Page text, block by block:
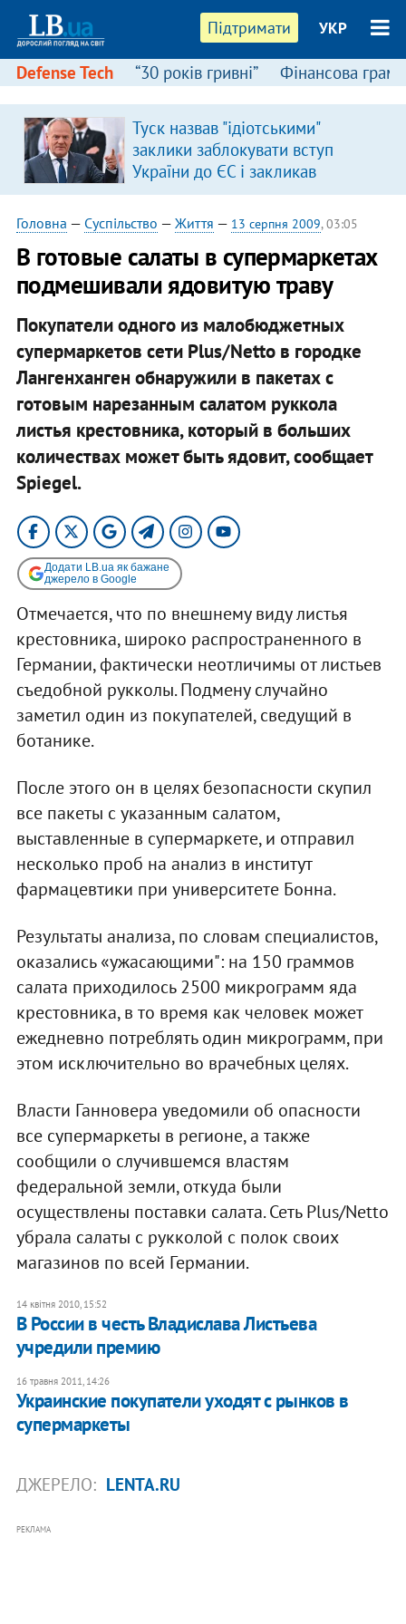
Підтримати УКР
Defense Tech “30 років гривні” Фінансова
Туск назвав "ідіотськими"
заклики заблокувати вступ
України до ЄС і закликав
припинити антиукраїнську
риторику
Головна — Суспільство — Життя — 13 серпня 2009, 03:05
В готовые салаты в супермаркетах
подмешивали ядовитую траву
Покупатели одного из малобюджетных
супермаркетов сети Plus/Netto в городке
Лангенханген обнаружили в пакетах с
готовым нарезанным салатом руккола
листья крестовника, который в больших
количествах может быть ядовит, сообщает
Spiegel.
Додати LB.ua як бажане
джерело в Google
Отмечается, что по внешнему виду листья
крестовника, широко распространенного в
Германии, фактически неотличимы от листьев
съедобной рукколы. Подмену случайно
заметил один из покупателей, сведущий в
ботанике.
После этого он в целях безопасности скупил
все пакеты с указанным салатом,
выставленные в супермаркете, и отправил
несколько проб на анализ в институт
фармацевтики при университете Бонна.
Результаты анализа, по словам специалистов,
оказались «ужасающими": на 150 граммов
салата приходилось 2500 микрограмм яда
крестовника, в то время как человек может
ежедневно потреблять один микрограмм, при
этом исключительно во врачебных целях.
Власти Ганновера уведомили об опасности
все супермаркеты в регионе, а также
сообщили о случившемся властям
федеральной земли, откуда были
осуществлены поставки салата. Сеть Plus/Netto
убрала салаты с рукколой с полок своих
магазинов по всей Германии.
14 квітня 2010, 15:52
В России в честь Владислава Листьева
учредили премию
16 травня 2011, 14:26
​Украинские покупатели уходят с рынков в
супермаркеты
ДЖЕРЕЛО: LENTA.RU
РЕКЛАМА